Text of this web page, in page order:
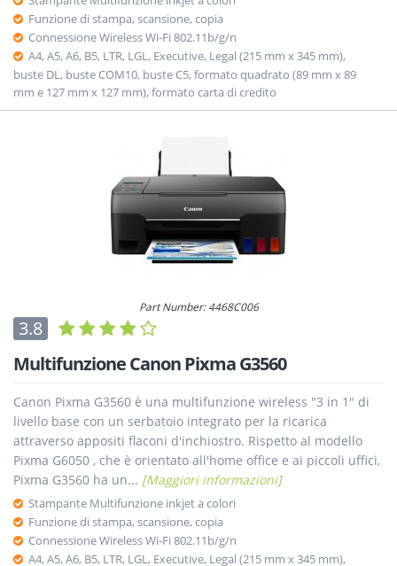
Funzione di stampa, scansione, copia
Connessione Wireless Wi-Fi 802.11b/g/n
A4, A5, A6, B5, LTR, LGL, Executive, Legal (215 mm x 345 mm),
buste DL, buste COM10, buste C5, formato quadrato (89 mm x 89
mm e 127 mm x 127 mm), formato carta di credito
Part Number: 4468C006
3.8
Multifunzione Canon Pixma G3560
Canon Pixma G3560 è una multifunzione wireless "3 in 1" di
livello base con un serbatoio integrato per la ricarica
attraverso appositi flaconi d'inchiostro. Rispetto al modello
Pixma G6050 , che è orientato all'home office e ai piccoli uffici,
Pixma G3560 ha un... [Maggiori informazioni]
Stampante Multifunzione inkjet a colori
Funzione di stampa, scansione, copia
Connessione Wireless Wi-Fi 802.11b/g/n
A4, A5, A6, B5, LTR, LGL, Executive, Legal (215 mm x 345 mm),